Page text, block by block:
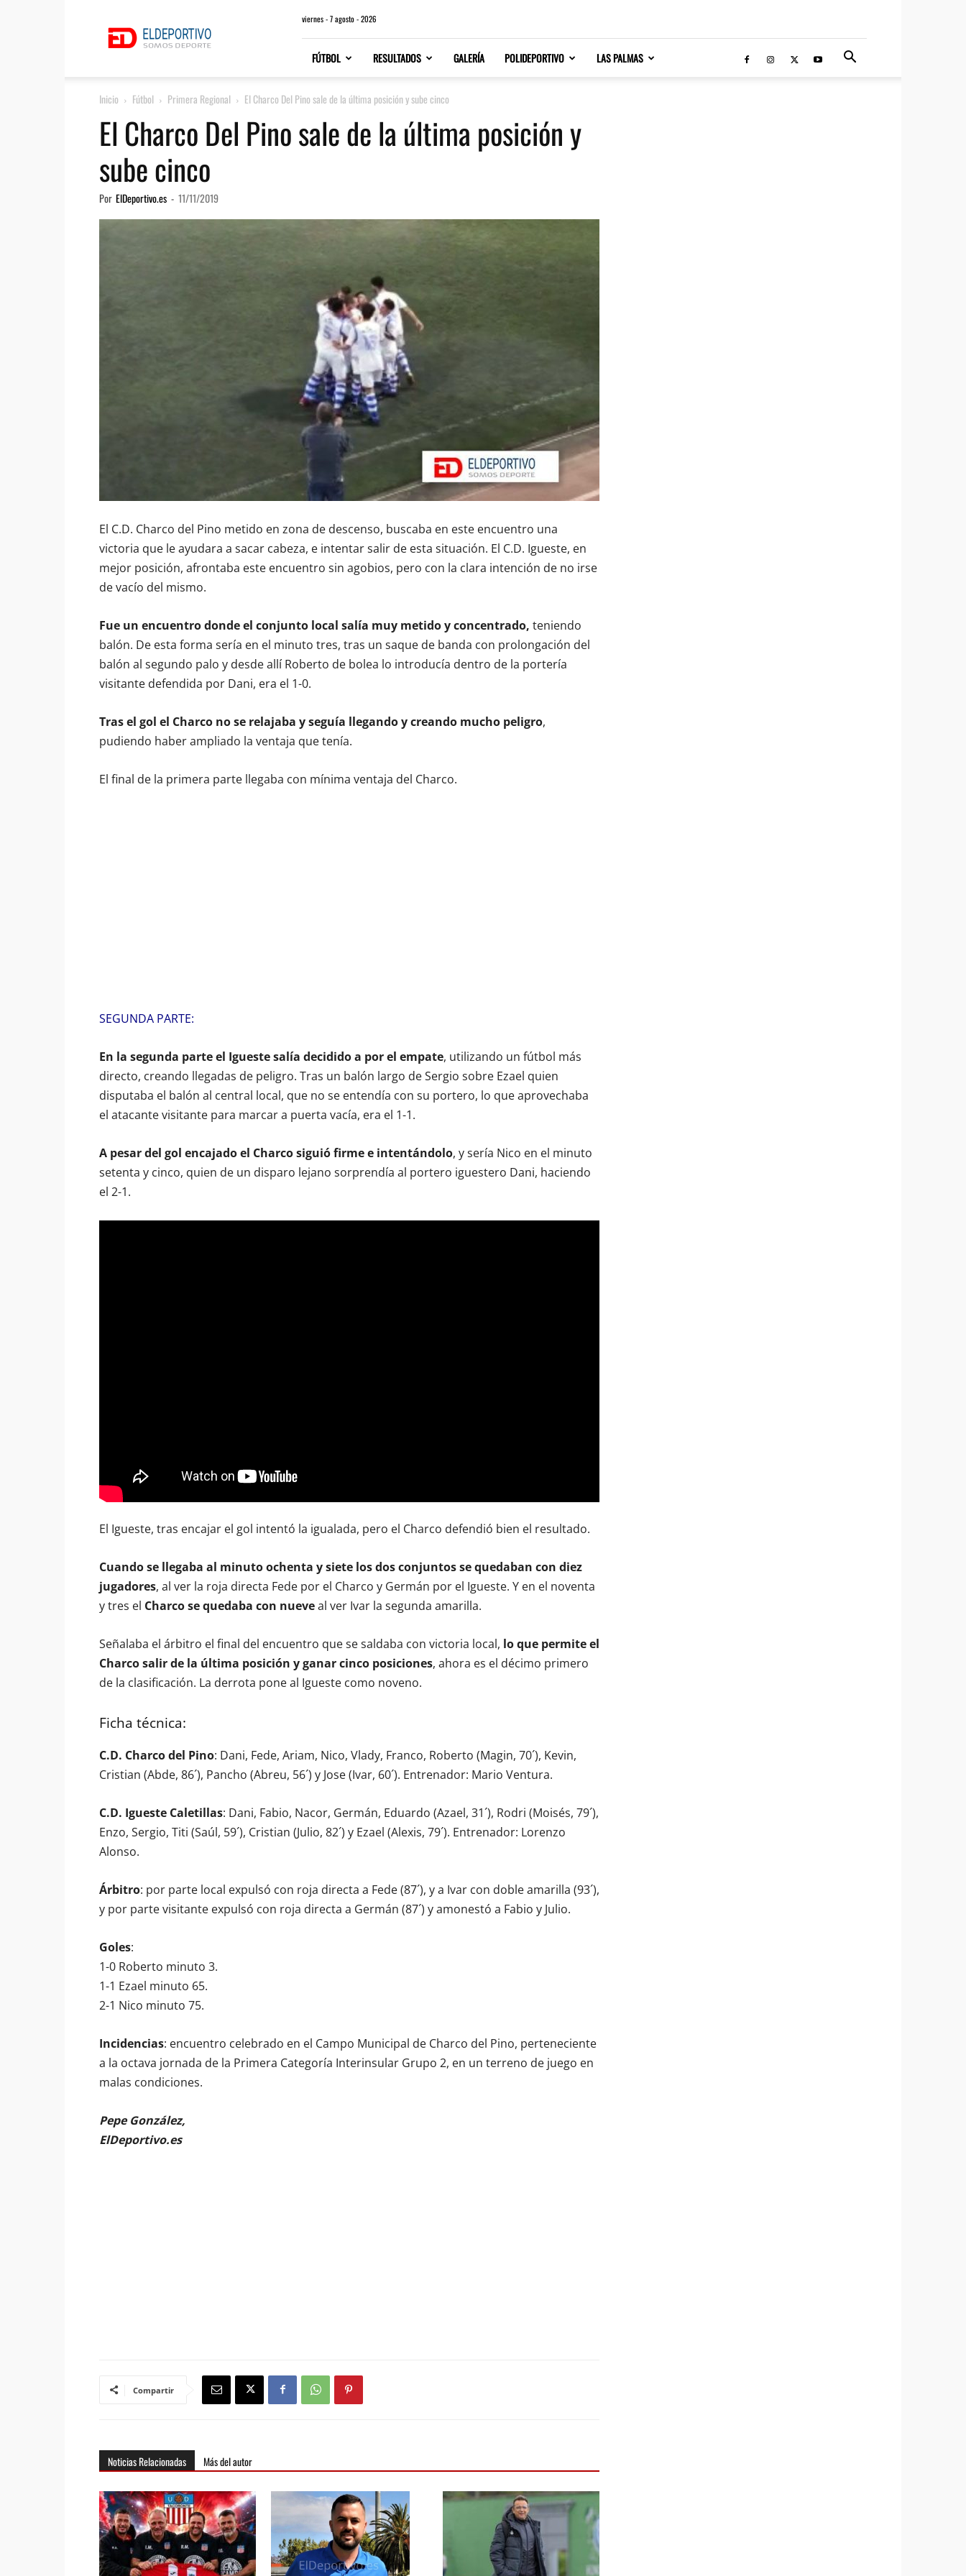
viernes - 7 agosto - 2026
FÚTBOL RESULTADOS GALERÍA POLIDEPORTIVO LAS PALMAS
Inicio Fútbol Primera Regional El Charco Del Pino sale de la última posición y sube cinco
El Charco Del Pino sale de la última posición y
sube cinco
Por ElDeportivo.es - 11/11/2019
El C.D. Charco del Pino metido en zona de descenso, buscaba en este encuentro una
victoria que le ayudara a sacar cabeza, e intentar salir de esta situación. El C.D. Igueste, en
mejor posición, afrontaba este encuentro sin agobios, pero con la clara intención de no irse
de vacío del mismo.
Fue un encuentro donde el conjunto local salía muy metido y concentrado, teniendo
balón. De esta forma sería en el minuto tres, tras un saque de banda con prolongación del
balón al segundo palo y desde allí Roberto de bolea lo introducía dentro de la portería
visitante defendida por Dani, era el 1-0.
Tras el gol el Charco no se relajaba y seguía llegando y creando mucho peligro,
pudiendo haber ampliado la ventaja que tenía.
El final de la primera parte llegaba con mínima ventaja del Charco.
SEGUNDA PARTE:
En la segunda parte el Igueste salía decidido a por el empate, utilizando un fútbol más
directo, creando llegadas de peligro. Tras un balón largo de Sergio sobre Ezael quien
disputaba el balón al central local, que no se entendía con su portero, lo que aprovechaba
el atacante visitante para marcar a puerta vacía, era el 1-1.
A pesar del gol encajado el Charco siguió firme e intentándolo, y sería Nico en el minuto
setenta y cinco, quien de un disparo lejano sorprendía al portero iguestero Dani, haciendo
el 2-1.
El Igueste, tras encajar el gol intentó la igualada, pero el Charco defendió bien el resultado.
Cuando se llegaba al minuto ochenta y siete los dos conjuntos se quedaban con diez
jugadores, al ver la roja directa Fede por el Charco y Germán por el Igueste. Y en el noventa
y tres el Charco se quedaba con nueveal ver Ivar la segunda amarilla.
Señalaba el árbitro el final del encuentro que se saldaba con victoria local, lo que permite el
Charco salir de la última posición y ganar cinco posiciones, ahora es el décimo primero
de la clasificación. La derrota pone al Igueste como noveno.
Ficha técnica:
C.D. Charco del Pino: Dani, Fede, Ariam, Nico, Vlady, Franco, Roberto (Magin, 70´), Kevin,
Cristian (Abde, 86´), Pancho (Abreu, 56´) y Jose (Ivar, 60´). Entrenador: Mario Ventura.
C.D. Igueste Caletillas: Dani, Fabio, Nacor, Germán, Eduardo (Azael, 31´), Rodri (Moisés, 79´),
Enzo, Sergio, Titi (Saúl, 59´), Cristian (Julio, 82´) y Ezael (Alexis, 79´). Entrenador: Lorenzo
Alonso.
Árbitro: por parte local expulsó con roja directa a Fede (87´), y a Ivar con doble amarilla (93´),
y por parte visitante expulsó con roja directa a Germán (87´) y amonestó a Fabio y Julio.
Goles:
1-0 Roberto minuto 3.
1-1 Ezael minuto 65.
2-1 Nico minuto 75.
Incidencias: encuentro celebrado en el Campo Municipal de Charco del Pino, perteneciente
a la octava jornada de la Primera Categoría Interinsular Grupo 2, en un terreno de juego en
malas condiciones.
Pepe González,
ElDeportivo.es
Compartir
Noticias Relacionadas Más del autor